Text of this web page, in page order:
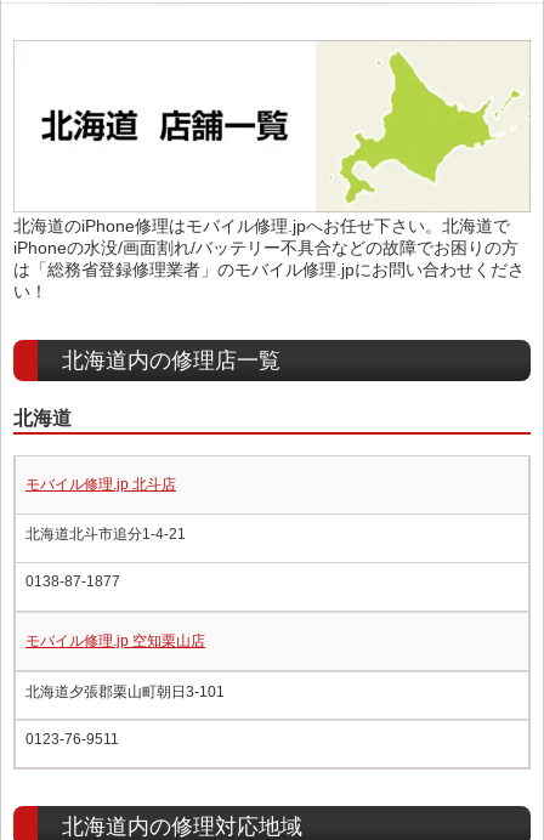
北海道のiPhone修理はモバイル修理.jpへお任せ下さい。北海道で
iPhoneの水没/画面割れ/バッテリー不具合などの故障でお困りの方
は「総務省登録修理業者」のモバイル修理.jpにお問い合わせくださ
い！
北海道内の修理店一覧
北海道
モバイル修理.jp 北斗店
北海道北斗市追分1-4-21
0138-87-1877
モバイル修理.jp 空知栗山店
北海道夕張郡栗山町朝日3-101
0123-76-9511
北海道内の修理対応地域